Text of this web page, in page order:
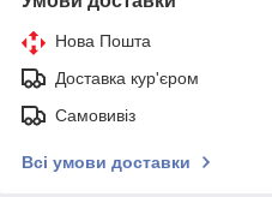
Нова Пошта
Доставка кур'єром
Самовивіз
Всі умови доставки